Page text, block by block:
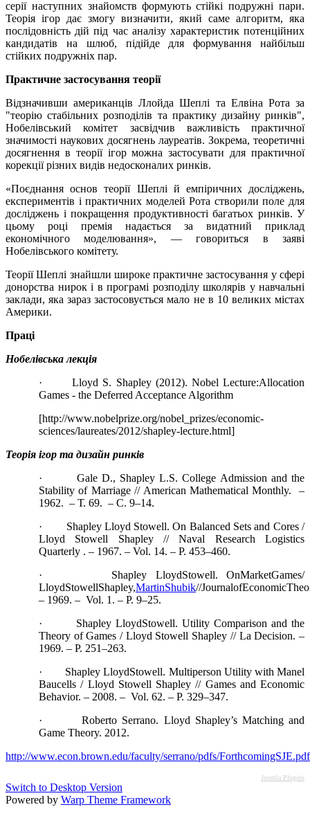
серії наступних знайомств формують стійкі подружні пари.
Теорія ігор дає змогу визначити, який саме алгоритм, яка
послідовність дій під час аналізу характеристик потенційних
кандидатів на шлюб, підійде для формування найбільш
стійких подружніх пар.
Практичне застосування теорії
Відзначивши американців Ллойда Шеплі та Елвіна Рота за
"теорію стабільних розподілів та практику дизайну ринків",
Нобелівський комітет засвідчив важливість практичної
значимості наукових досягнень лауреатів. Зокрема, теоретичні
досягнення в теорії ігор можна застосувати для практичної
корекції різних видів недосконалих ринків.
«Поєднання основ теорії Шеплі й емпіричних досліджень,
експериментів і практичних моделей Рота створили поле для
досліджень і покращення продуктивності багатьох ринків. У
цьому році премія надається за видатний приклад
економічного моделювання», — говориться в заяві
Нобелівського комітету.
Теорії Шеплі знайшли широке практичне застосування у сфері
донорства нирок і в програмі розподілу школярів у навчальні
заклади, яка зараз застосовується мало не в 10 великих містах
Америки.
Праці
Нобелівська лекція
· Lloyd S. Shapley (2012). Nobel Lecture:Allocation
Games - the Deferred Acceptance Algorithm
[http://www.nobelprize.org/nobel_prizes/economic-
sciences/laureates/2012/shapley-lecture.html]
Теорія ігор та дизайн ринків
· Gale D., Shapley L.S. College Admission and the
Stability of Marriage // American Mathematical Monthly. –
1962. – Т. 69. – С. 9–14.
· Shapley Lloyd Stowell. On Balanced Sets and Cores /
Lloyd Stowell Shapley // Naval Research Logistics
Quarterly . – 1967. – Vol. 14. – Р. 453–460.
· Shapley LloydStowell. OnMarketGames/
LloydStowellShapley,MartinShubik//
– 1969. – Vol. 1. – Р. 9–25.
· Shapley LloydStowell. Utility Comparison and the
Theory of Games / Lloyd Stowell Shapley // La Decision. –
1969. – Р. 251–263.
· Shapley LloydStowell. Multiperson Utility with Manel
Baucells / Lloyd Stowell Shapley // Games and Economic
Behavior. – 2008. – Vol. 62. – Р. 329–347.
· Roberto Serrano. Lloyd Shapley’s Matching and
Game Theory. 2012.
http://www.econ.brown.edu/faculty/serrano/pdfs/ForthcomingSJE.pdf
Joomla Plugins
Switch to Desktop Version
Powered by Warp Theme Framework